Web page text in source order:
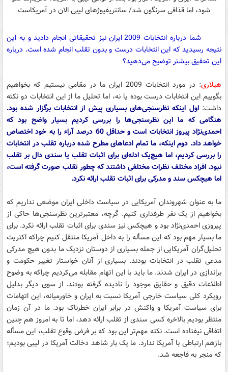
شما درباره انتخابات 2009 ایران نیز تحقیقاتی انجام دادید و به این
نتیجه رسیدید که این انتخابات درست و بدون تقلب انجام شده است. درباره
این تحقیق بیشتر توضیح می‌دهید؟
هیلاری
: در مورد انتخابات 2009 ایران ما در مقامی نیستیم که بخواهیم
بگوییم این انتخابات درست بوده یا نه، اما تحلیل ما از این انتخابات دو نکته
داشت:اول اینکه نظرسنجی‌های بسیاری پیش از انتخابات برگزار شده بود.
هنگامی که ما این نظرسنجی‌ها را بررسی کردیم بسیار واضح بود که
احمدی‌نژاد پیروز انتخابات است و حداقل 60 درصد آراء را به خود اختصاص
خواهد داد. دوم اینکه، ما تمام ادعاهای مطرح شده درباره تقلب در انتخابات
را بررسی کردیم، اما هیچ‌یک ادله‌ای برای اثبات تقلب یا سندی دال بر تقلب
نبود. افراد مختلف نظرات مختلفی داشتند که چطور تقلب صورت گرفته است،
اما هیچکس سند و مدرکی برای اثبات تقلب ارائه نکرد.
ما به عنوان شهروندان آمریکایی در سیاست داخلی ایران موضعی نداریم که
بخواهیم از یک نفر طرفداری کنیم. گرچه، معتبرترین نظرسنجی‌ها حاکی از
پیروزی احمدی‌نژاد بود و هیچکس نیز سندی برای اثبات تقلب ارائه نکرد. برای
ما بسیار مهم بود که این مسأله را به داخل آمریکا منتقل کنیم چراکه اکثریت
تحلیل‌گران آمریکایی از جمله بسیاری از دوستان نزدیک ما بدون هیچ مدرکی
مدعی تقلب در انتخابات بودند. بسیاری از آنان خواستار تغییر حکومت و
براندازی در ایران شدند. ما باید با این اتهام مقابله می‌کردیم چراکه به وضوح
اطلاعات دقیق و حقایق موجود را نادیده گرفته بودند. از سوی دیگر بدلیل
رویکرد کلی سیاست خارجی آمریکا نسبت به ایران و خاورمیانه، این اتهامات
برای سیاست آمریکا و واکنش در برابر ایران خطرناک بود. ما در آن زمان
منتظر بودیم بالاخره کسی سندی از تقلب ارائه دهد،‌ اما تا به امروز هم چنین
اتفاقی نیفتاده است. نکته مهم‌تر این بود که بر فرض وقوع تقلب، این مسأله
بازهم ارتباطی با آمریکا ندارد. ما یک بار شاهد دخالت آمریکا در لیبی بودیم؛
که منجر به فاجعه شد.